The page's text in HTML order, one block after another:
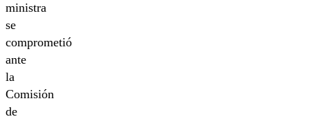
ministra
se
comprometió
ante
la
Comisión
de